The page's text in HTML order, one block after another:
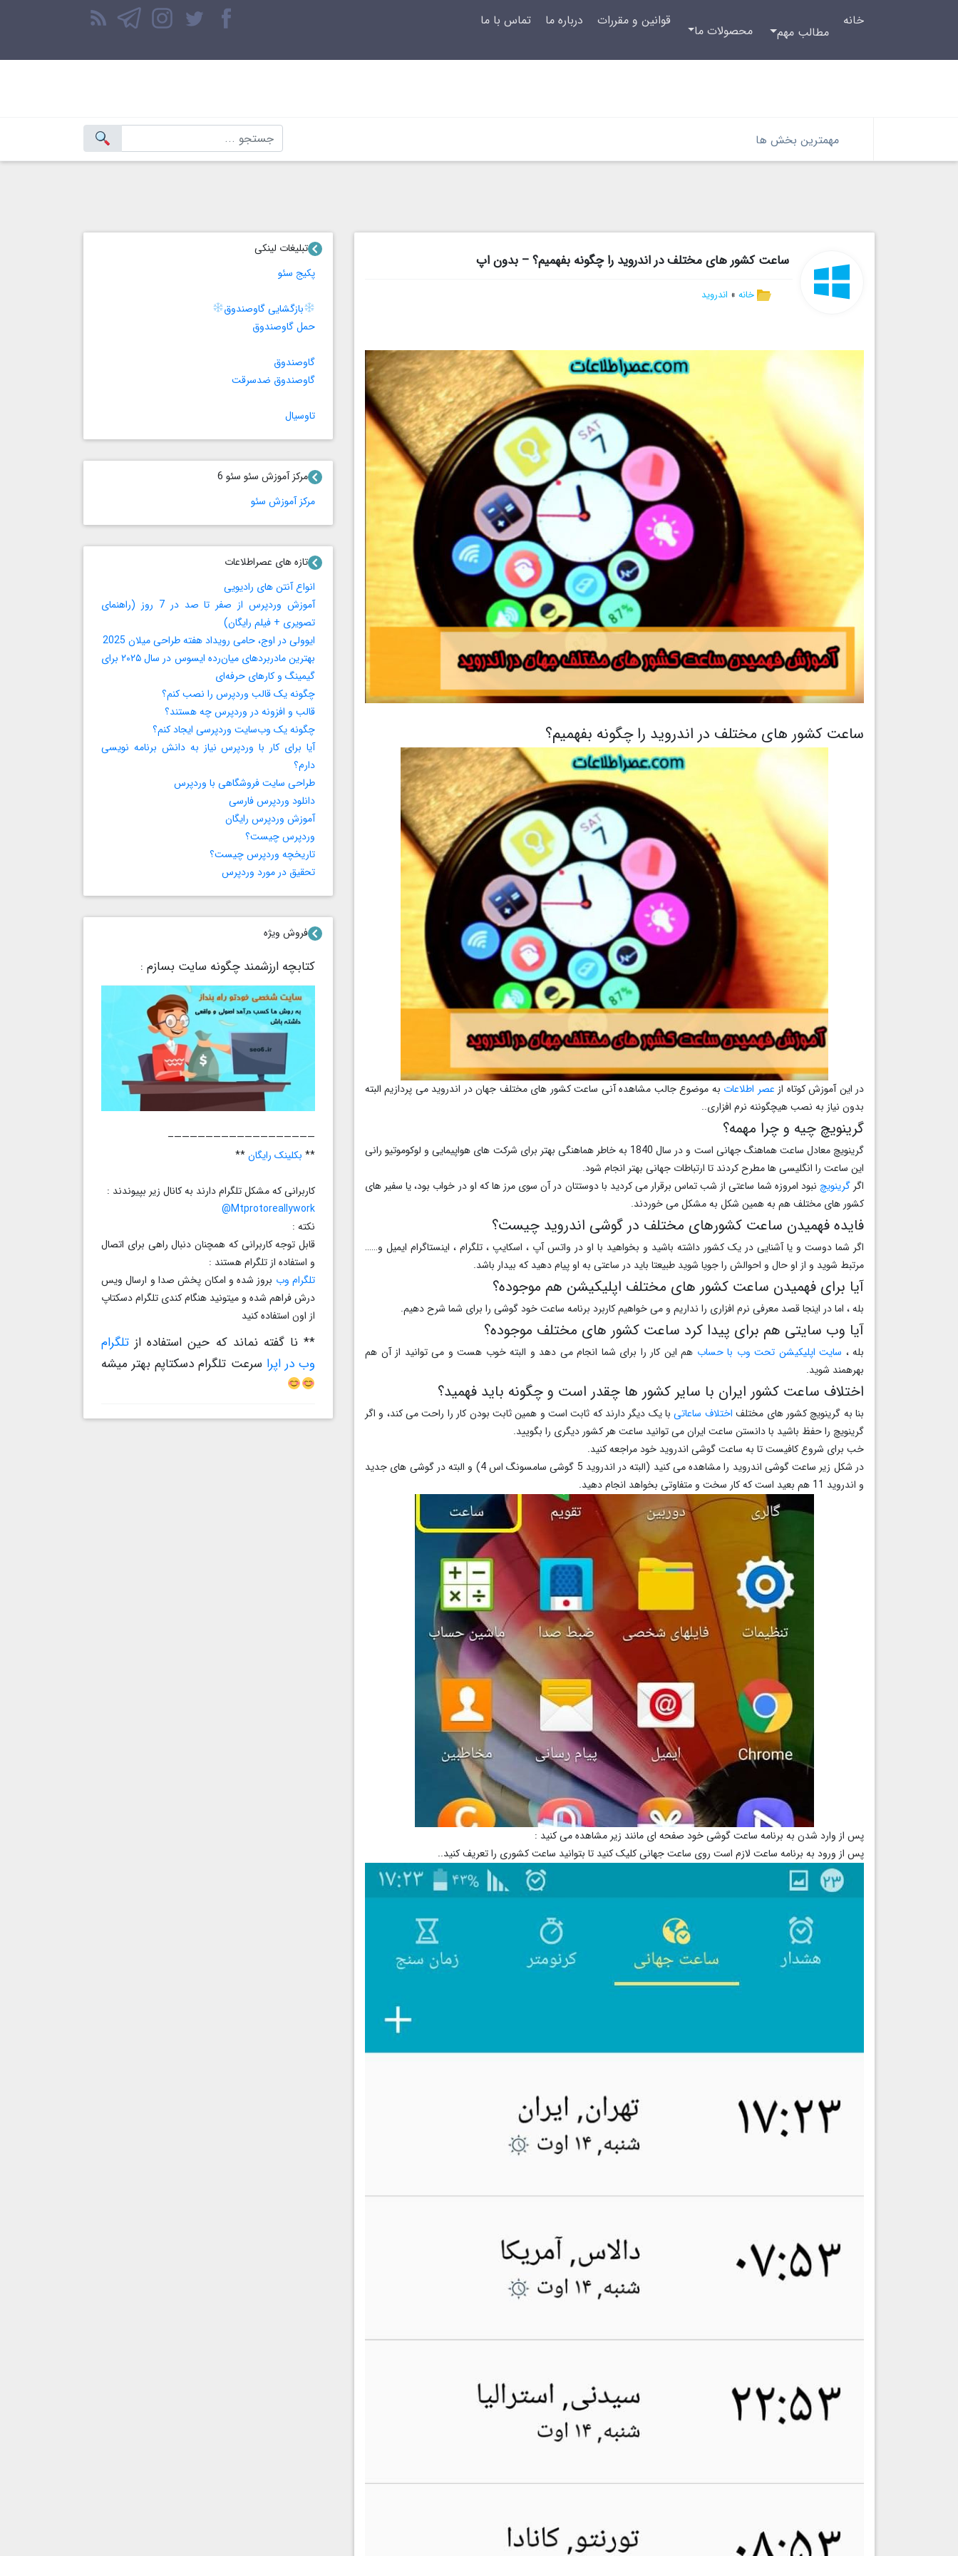
خانه
مطالب مهم محصولات ما
قوانین و مقررات درباره ما تماس با ما
مهمترین بخش ها
ساعت کشور های مختلف در اندروید را چگونه بفهمیم؟ – بدون اپ
خانه » اندروید
ساعت کشور های مختلف در اندروید را چگونه بفهمیم؟
در این آموزش کوتاه از عصر اطلاعات به موضوع جالب مشاهده آنی ساعت کشور های مختلف جهان در اندروید می پردازیم البته
بدون نیاز به نصب هیچگوننه نرم افزاری..
گرینویچ چیه و چرا مهمه؟
گرینویچ معادل ساعت هماهنگ جهانی است و در سال 1840 به خاطر هماهنگی بهتر برای شرکت های هواپیمایی و لوکوموتیو رانی
این ساعت را انگلیسی ها مطرح کردند تا ارتباطات جهانی بهتر انجام شود.
اگرگرینویچ نبود امروزه شما ساعتی از شب تماس برقرار می کردید با دوستتان در آن سوی مرز ها که او در خواب بود، یا سفیر های
کشور های مختلف هم به همین شکل به مشکل می خوردند.
فایده فهمیدن ساعت کشورهای مختلف در گوشی اندروید چیست؟
اگر شما دوست و یا آشنایی در یک کشور داشته باشید و بخواهید با او در واتس آپ ، اسکایپ ، تلگرام ، اینستاگرام ایمیل و……
مرتبط شوید و از او حال و احوالش را جویا شوید طبیعتا باید در ساعتی به او پیام دهید که بیدار باشد.
آیا برای فهمیدن ساعت کشور های مختلف اپلیکیشن هم موجوده؟
بله ، اما در اینجا قصد معرفی نرم افزاری را نداریم و می خواهیم کاربرد برنامه ساعت خود گوشی را برای شما شرح دهیم.
آیا وب سایتی هم برای پیدا کرد ساعت کشور های مختلف موجوده؟
بله ، سایت اپلیکیشن تحت وب با حساب هم این کار را برای شما انجام می دهد و البته خوب هست و می توانید از آن هم
بهرهمند شوید.
اختلاف ساعت کشور ایران با سایر کشور ها چقدر است و چگونه باید فهمید؟
بنا به گرینویچ کشور های مختلف اختلاف ساعاتیبا یک دیگر دارند که ثابت است و همین ثابت بودن کار را راحت می کند، و اگر
گرینویچ را حفظ باشید با دانستن ساعت ایران می توانید ساعت هر کشور دیگری را بگویید.
خب برای شروع کافیست تا به ساعت گوشی اندروید خود مراجعه کنید.
در شکل زیر ساعت گوشی اندروید را مشاهده می کنید (البته در اندروید 5 گوشی سامسونگ اس 4) و البته در گوشی های جدید
و اندروید 11 هم بعید است که کار سخت و متفاوتی بخواهد انجام دهید.
پس از وارد شدن به برنامه ساعت گوشی خود صفحه ای مانند زیر مشاهده می کنید :
پس از ورود به برنامه ساعت لازم است روی ساعت جهانی کلیک کنید تا بتوانید ساعت کشوری را تعریف کنید..
تبلیغات لینکی
پکیج سئو
بازگشایی گاوصندوق
حمل گاوصندوق
گاوصندوق
گاوصندوق ضدسرقت
تاوسیال
مرکز آموزش سئو سئو 6
مرکز آموزش سئو
تازه های عصراطلاعات
انواع آنتن های رادیویی
آموزش وردپرس از صفر تا صد در 7 روز (راهنمای
تصویری + فیلم رایگان)
ایوولی در اوج، حامی رویداد هفته طراحی میلان 2025
بهترین مادربردهای میان‌رده ایسوس در سال ۲۰۲۵ برای
گیمینگ و کارهای حرفه‌ای
چگونه یک قالب وردپرس را نصب کنم؟
قالب و افزونه در وردپرس چه هستند؟
چگونه یک وب‌سایت وردپرسی ایجاد کنم؟
آیا برای کار با وردپرس نیاز به دانش برنامه‌ نویسی
دارم؟
طراحی سایت فروشگاهی با وردپرس
دانلود وردپرس فارسی
آموزش وردپرس رایگان
وردپرس چیست؟
تاریخچه وردپرس چیست؟
تحقیق در مورد وردپرس
فروش ویژه
کتابچه ارزشمند چگونه سایت بسازم :
——————————————————–
** بکلینک رایگان**
کاربرانی که مشکل تلگرام دارند به کانال زیر بپیوندند :
Mtprotoreallywork@
نکته :
قابل توجه کاربرانی که همچنان دنبال راهی برای اتصال
و استفاده از تلگرام هستند :
تلگرام وب بروز شده و امکان پخش صدا و ارسال ویس
درش فراهم شده و میتونید هنگام کندی تلگرام دسکتاپ
از اون استفاده کنید
** نا گفته نماند که حین استفاده از تلگرام
وب در اپرا سرعت تلگرام دسکتاپم بهتر میشه